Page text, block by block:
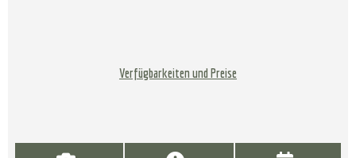
Verfügbarkeiten und Preise